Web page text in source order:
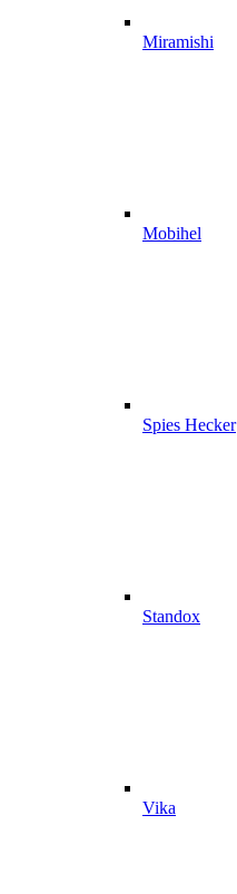
Miramishi
Mobihel
Spies Hecker
Standox
Vika